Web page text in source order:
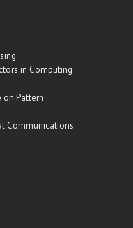
in Computing
on Pattern
Communications